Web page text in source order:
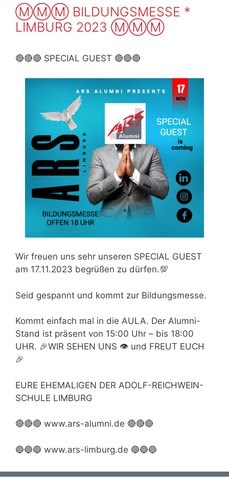
Ⓜ️Ⓜ️Ⓜ️ BILDUNGSMESSE *
LIMBURG 2023 Ⓜ️Ⓜ️Ⓜ️
🔴🔴🔴 SPECIAL GUEST 🔴🔴🔴
Wir freuen uns sehr unseren SPECIAL GUEST
am 17.11.2023 begrüßen zu dürfen.💯
Seid gespannt und kommt zur Bildungsmesse.
Kommt einfach mal in die AULA. Der Alumni-
Stand ist präsent von 15:00 Uhr – bis 18:00
UHR. 🎉WIR SEHEN UNS 👁 und FREUT EUCH
🎉
EURE EHEMALIGEN DER ADOLF-REICHWEIN-
SCHULE LIMBURG
🔴🔴🔴 www.ars-alumni.de 🔴🔴🔴
🔵🔵🔵 www.ars-limburg.de 🔵🔵🔵